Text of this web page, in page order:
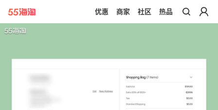
带你去官网买正品
优惠 商家 社区 热品